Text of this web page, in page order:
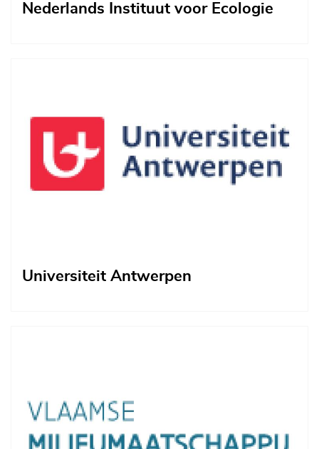
Nederlands Instituut voor Ecologie
Universiteit Antwerpen